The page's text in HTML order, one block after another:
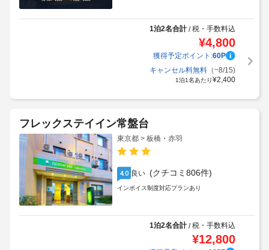
1泊2名合計/税・手数料込
¥4,800
獲得予定ポイント:60P
キャンセル料無料（~8/15)
1泊1名あたり¥2,400
フレックステイイン常盤台
東京都 > 板橋・赤羽
4.0 良い (クチコミ806件)
インボイス制度対応プランあり
1泊2名合計/税・手数料込
¥12,800